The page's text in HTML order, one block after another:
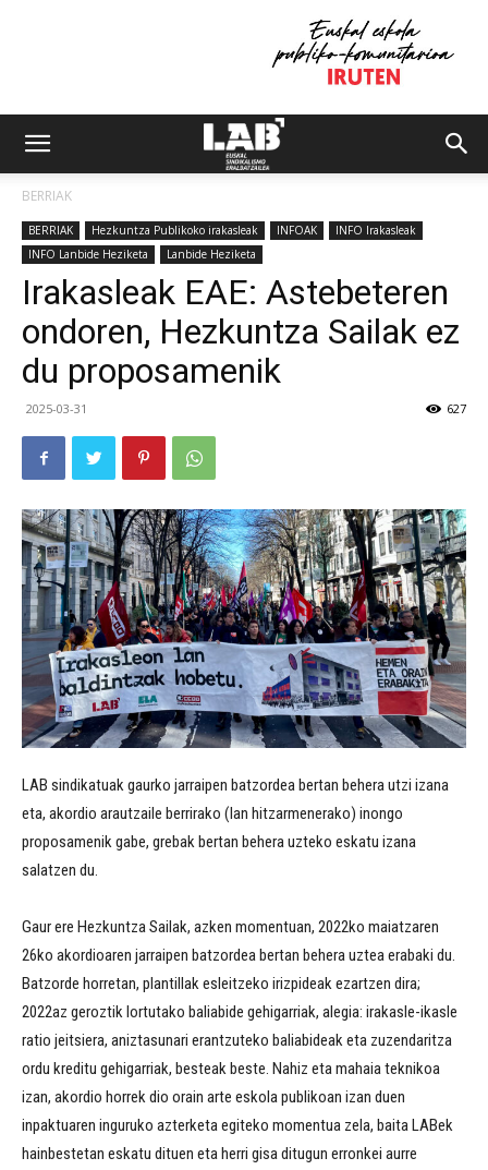
BERRIAK
BERRIAK Hezkuntza Publikoko irakasleak INFOAK
INFO Irakasleak
INFO Lanbide Heziketa
Lanbide Heziketa
Irakasleak EAE: Astebeteren
ondoren, Hezkuntza Sailak ez
du proposamenik
2025-03-31 627
LAB sindikatuak gaurko jarraipen batzordea bertan behera utzi izana
eta, akordio arautzaile berrirako (lan hitzarmenerako) inongo
proposamenik gabe, grebak bertan behera uzteko eskatu izana
salatzen du.
Gaur ere Hezkuntza Sailak, azken momentuan, 2022ko maiatzaren
26ko akordioaren jarraipen batzordea bertan behera uztea erabaki du.
Batzorde horretan, plantillak esleitzeko irizpideak ezartzen dira;
2022az geroztik lortutako baliabide gehigarriak, alegia: irakasle-ikasle
ratio jeitsiera, aniztasunari erantzuteko baliabideak eta zuzendaritza
ordu kreditu gehigarriak, besteak beste. Nahiz eta mahaia teknikoa
izan, akordio horrek dio orain arte eskola publikoan izan duen
inpaktuaren inguruko azterketa egiteko momentua zela, baita LABek
hainbestetan eskatu dituen eta herri gisa ditugun erronkei aurre